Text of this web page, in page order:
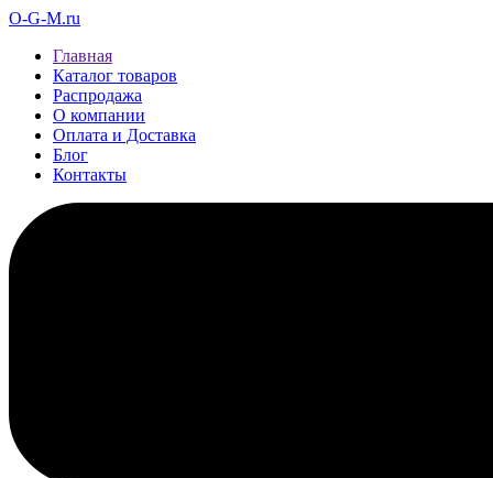
O-G-M.ru
Главная
Каталог товаров
Распродажа
О компании
Оплата и Доставка
Блог
Контакты